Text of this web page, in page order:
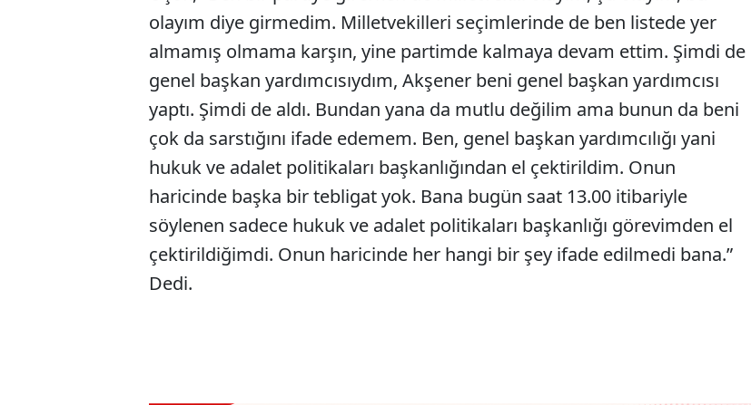
olayım diye girmedim. Milletvekilleri seçimlerinde de ben listede yer
almamış olmama karşın, yine partimde kalmaya devam ettim. Şimdi de
genel başkan yardımcısıydım, Akşener beni genel başkan yardımcısı
yaptı. Şimdi de aldı. Bundan yana da mutlu değilim ama bunun da beni
çok da sarstığını ifade edemem. Ben, genel başkan yardımcılığı yani
hukuk ve adalet politikaları başkanlığından el çektirildim. Onun
haricinde başka bir tebligat yok. Bana bugün saat 13.00 itibariyle
söylenen sadece hukuk ve adalet politikaları başkanlığı görevimden el
çektirildiğimdi. Onun haricinde her hangi bir şey ifade edilmedi bana.”
Dedi.